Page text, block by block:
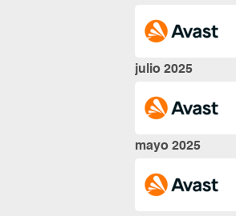
julio 2025
mayo 2025